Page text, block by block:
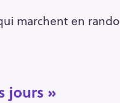
marchent en rando
jours »